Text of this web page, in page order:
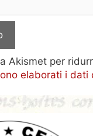
Akismet per
elaborati i dati